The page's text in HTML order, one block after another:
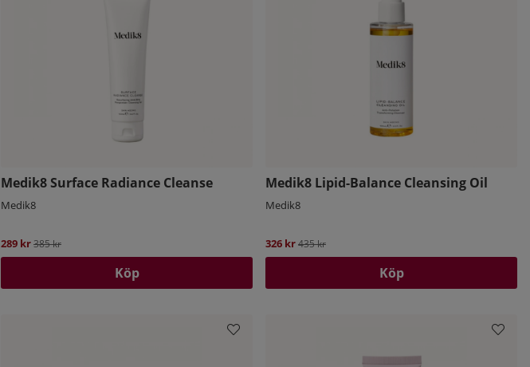
Medik8 Surface Radiance Cleanse
Medik8
289 krOrdinarie pris:
385 kr
Köp
Medik8 Lipid-Balance Cleansing Oil
Medik8
326 krOrdinarie pris:
435 kr
Köp